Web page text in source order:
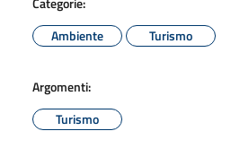
Ambiente
Turismo
Argomenti:
Turismo